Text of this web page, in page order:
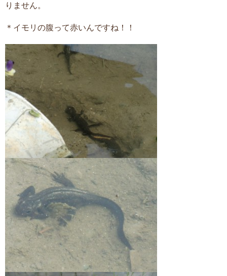
りません。
＊イモリの腹って赤いんですね！！